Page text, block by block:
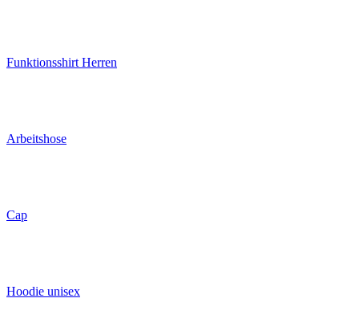
Funktionsshirt Herren
Arbeitshose
Cap
Hoodie unisex